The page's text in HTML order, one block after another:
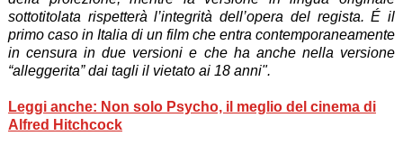
sottotitolata rispetterà l’integrità dell’opera del regista. É il
primo caso in Italia di un film che entra contemporaneamente
in censura in due versioni e che ha anche nella versione
“alleggerita” dai tagli il vietato ai 18 anni".
Leggi anche: Non solo Psycho, il meglio del cinema di
Alfred Hitchcock